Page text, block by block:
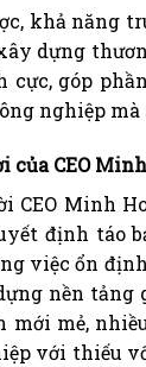
khả năng
dựng
cực, góp
nghiệp
của CEO
CEO Minh
định táo
việc ổn
nền
mới mẻ,
với thiếu